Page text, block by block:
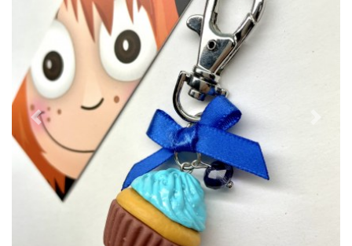
Précédent